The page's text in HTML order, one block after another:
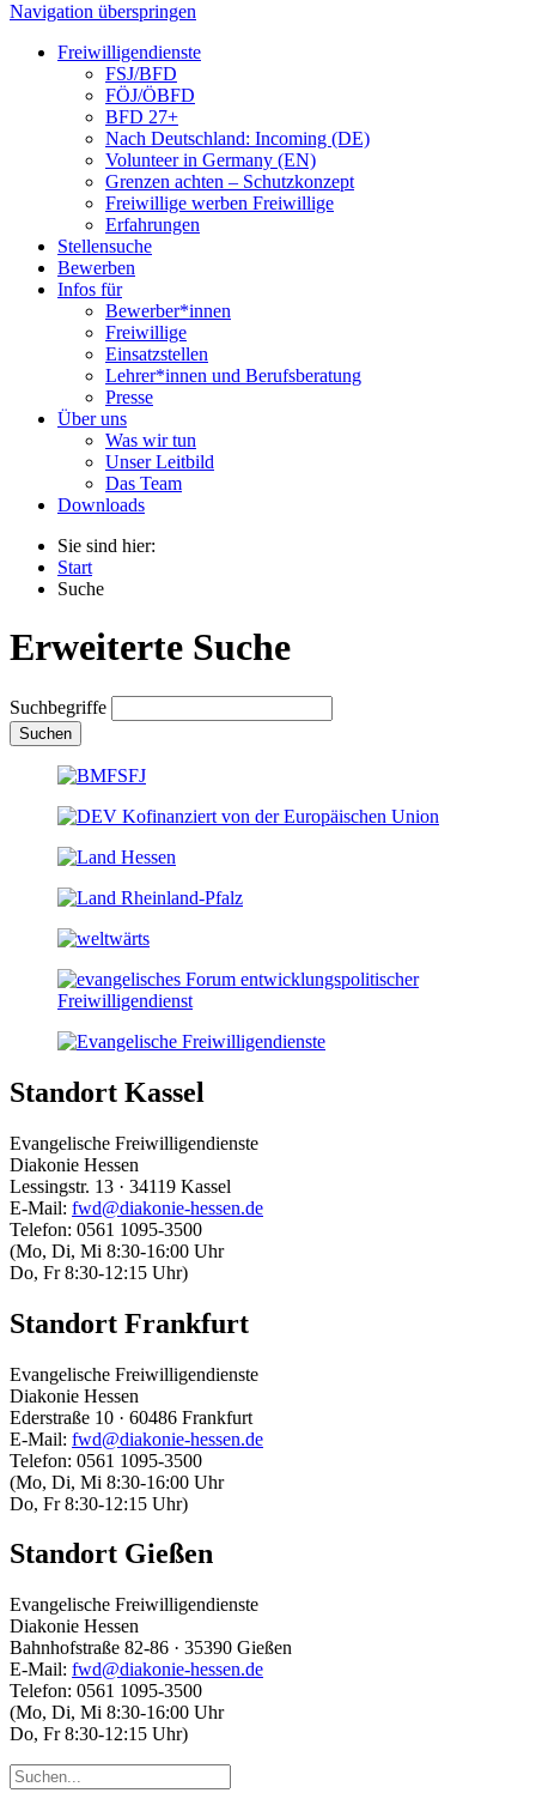
Navigation überspringen
Freiwilligendienste
FSJ/BFD
FÖJ/ÖBFD
BFD 27+
Nach Deutschland: Incoming (DE)
Volunteer in Germany (EN)
Grenzen achten – Schutzkonzept
Freiwillige werben Freiwillige
Erfahrungen
Stellensuche
Bewerben
Infos für
Bewerber*innen
Freiwillige
Einsatzstellen
Lehrer*innen und Berufsberatung
Presse
Über uns
Was wir tun
Unser Leitbild
Das Team
Downloads
Sie sind hier:
Start
Suche
Erweiterte Suche
Suchbegriffe
Suchen
Standort Kassel
Evangelische Freiwilligendienste
Diakonie Hessen
Lessingstr. 13 · 34119 Kassel
E-Mail: fwd@diakonie-hessen.de
Telefon: 0561 1095-3500
(Mo, Di, Mi 8:30-16:00 Uhr
Do, Fr 8:30-12:15 Uhr)
Standort Frankfurt
Evangelische Freiwilligendienste
Diakonie Hessen
Ederstraße 10 · 60486 Frankfurt
E-Mail: fwd@diakonie-hessen.de
Telefon: 0561 1095-3500
(Mo, Di, Mi 8:30-16:00 Uhr
Do, Fr 8:30-12:15 Uhr)
Standort Gießen
Evangelische Freiwilligendienste
Diakonie Hessen
Bahnhofstraße 82-86 · 35390 Gießen
E-Mail: fwd@diakonie-hessen.de
Telefon: 0561 1095-3500
(Mo, Di, Mi 8:30-16:00 Uhr
Do, Fr 8:30-12:15 Uhr)